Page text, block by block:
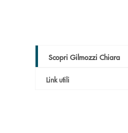
Scopri Gilmozzi Chiara
Link utili